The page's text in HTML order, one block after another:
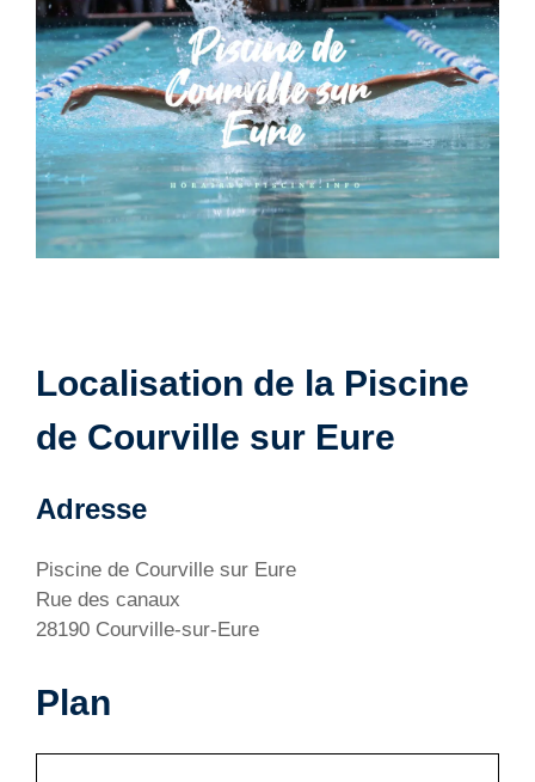
Localisation de la Piscine
de Courville sur Eure
Adresse
Piscine de Courville sur Eure
Rue des canaux
28190 Courville-sur-Eure
Plan